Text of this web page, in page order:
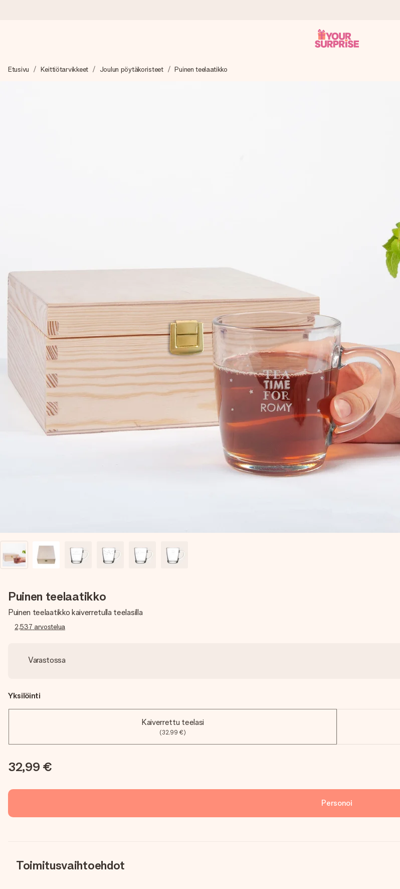
Valmistamme lahjasi huolella ja lähetämme sen hetkessä, jotta voit antaa sen juuri oikeaan aikaan, kun sillä on eniten
Etusivu Keittiötarvikkeet Joulun pöytäkoristeet Puinen teelaatikko
Puinen teelaatikko
Puinen teelaatikko kaiverretulla teelasilla
2,537 arvostelua
Varastossa
Yksilöinti
Kaiverrettu teelasi
(32,99 €)
32,99 €
Personoi
Toimitusvaihtoehdot